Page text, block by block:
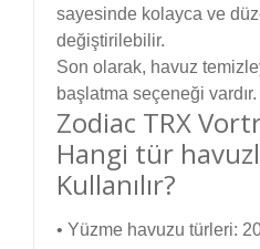
sayesinde kolayca ve
değiştirilebilir.
Son olarak, havuz
başlatma seçeneği vardır.
Zodiac TRX
Hangi tür
Kullanılır?
• Yüzme havuzu türleri: